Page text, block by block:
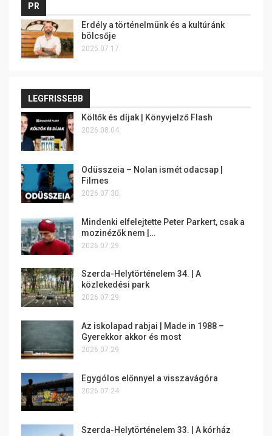
PR
Erdély a történelmünk és a kultúránk
bölcsője
2025.07.17.
LEGFRISSEBB
Költők és díjak | Könyvjelző Flash
2026.08.04.
Odüsszeia – Nolan ismét odacsap |
Filmes
2026.07.30.
Mindenki elfelejtette Peter Parkert, csak a
mozinézők nem |…
2026.07.29.
Szerda-Helytörténelem 34. | A
közlekedési park
2026.07.29.
Az iskolapad rabjai | Made in 1988 –
Gyerekkor akkor és most
2026.07.29.
Egygólos előnnyel a visszavágóra
2026.07.24.
Szerda-Helytörténelem 33. | A kórház